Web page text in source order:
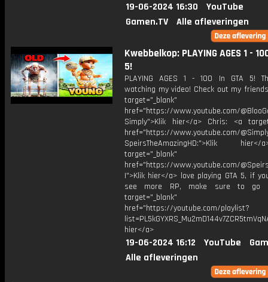
19-06-2024 16:30
YouTube
Gamen.TV
Alle afleveringen
Kwebbelkop: PLAYING AGES 1 -
5!
PLAYING AGES 1 - 100 In GTA 5!
watching my video! Check out my
target="_blank"
href="https://www.youtube.com/
Simply">Klik hier</a> Chris: <a
href="https://www.youtube.com/
SpeirsTheAmazingHD:">Klik
target="_blank"
href="https://www.youtube.com/
I">Klik hier</a> love playing GTA 5, if
see more RP, make sure to go
target="_blank"
href="https://youtube.com/playlist?
hier</a>
19-06-2024 16:12 YouTube
Alle afleveringen